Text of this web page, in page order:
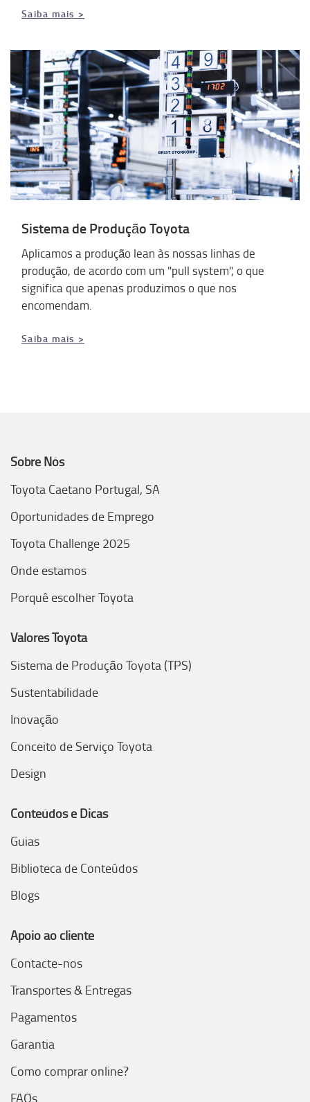
Saiba mais >
Sistema de Produção Toyota
Aplicamos a produção lean às nossas linhas de
produção, de acordo com um "pull system", o que
significa que apenas produzimos o que nos
encomendam.
Saiba mais >
Sobre Nós
Toyota Caetano Portugal, SA
Oportunidades de Emprego
Toyota Challenge 2025
Onde estamos
Porquê escolher Toyota
Valores Toyota
Sistema de Produção Toyota (TPS)
Sustentabilidade
Inovação
Conceito de Serviço Toyota
Design
Conteúdos e Dicas
Guias
Biblioteca de Conteúdos
Blogs
Apoio ao cliente
Contacte-nos
Transportes & Entregas
Pagamentos
Garantia
Como comprar online?
FAQs